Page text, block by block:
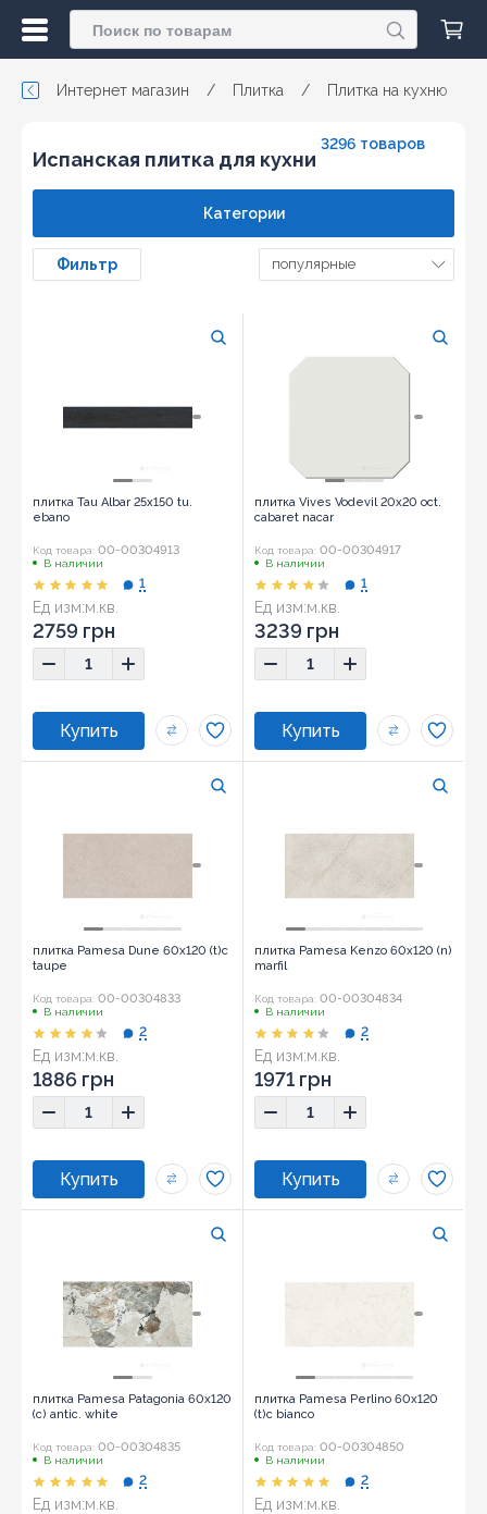
Интернет магазин / Плитка / Плитка на кухню
Испанская плитка для кухни
3296 товаров
Фильтр
Категории
популярные
плитка Tau Albar 25x150 tu.
ebano
Код товара: 00-00304913
В наличии
Ед изм:м.кв.
1
2759 грн
плитка Vives Vodevil 20x20 oct.
cabaret nacar
Код товара: 00-00304917
В наличии
Ед изм:м.кв.
1
3239 грн
плитка Pamesa Dune 60x120 (t)c
taupe
Код товара: 00-00304833
В наличии
Ед изм:м.кв.
2
1886 грн
плитка Pamesa Kenzo 60x120 (n)
marfil
Код товара: 00-00304834
В наличии
Ед изм:м.кв.
2
1971 грн
плитка Pamesa Patagonia 60x120
(c) antic. white
Код товара: 00-00304835
В наличии
Ед изм:м.кв.
2
плитка Pamesa Perlino 60x120
(t)c bianco
Код товара: 00-00304850
В наличии
Ед изм:м.кв.
2